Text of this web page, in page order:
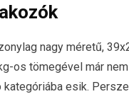
nagy méretű,
os tömegével már
kategóriába esik.